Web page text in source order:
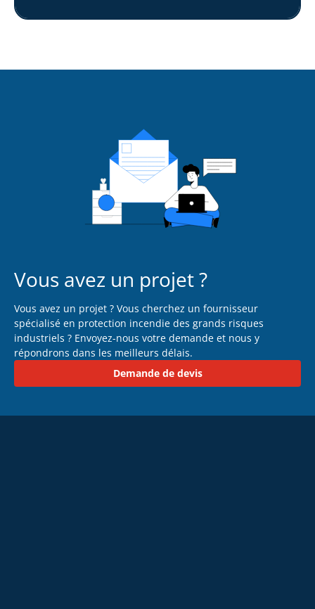
Vous avez un projet ?
Vous avez un projet ? Vous cherchez un fournisseur
spécialisé en protection incendie des grands risques
industriels ? Envoyez-nous votre demande et nous y
répondrons dans les meilleurs délais.
Demande de devis